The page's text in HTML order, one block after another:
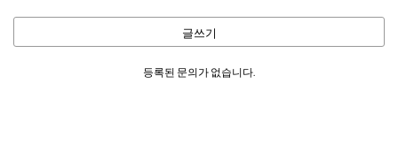
글쓰기
등록된 문의가 없습니다.